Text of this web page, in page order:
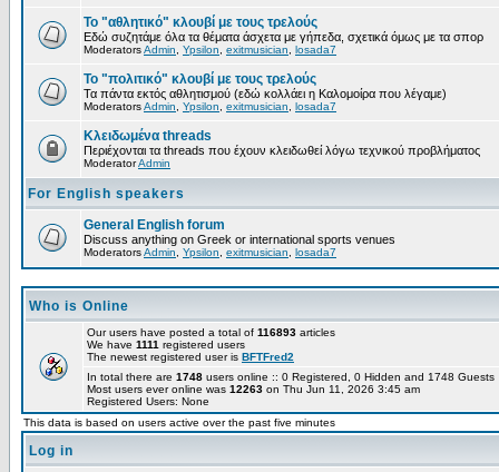
Το "αθλητικό" κλουβί με τους τρελούς
Εδώ συζητάμε όλα τα θέματα άσχετα με γήπεδα, σχετικά όμως με τα σπορ
ModeratorsAdmin Ypsilon exitmusician losada7
Το "πολιτικό" κλουβί με τους τρελούς
Τα πάντα εκτός αθλητισμού (εδώ κολλάει η Καλομοίρα που λέγαμε)
ModeratorsAdmin Ypsilon exitmusician losada7
Κλειδωμένα threads
Περιέχονται τα threads που έχουν κλειδωθεί λόγω τεχνικού προβλήματος
ModeratorAdmin
For English speakers
General English forum
Discuss anything on Greek or international sports venues
ModeratorsAdmin Ypsilon exitmusician losada7
Who is Online
Our users have posted a total of 116893 articles
We have 1111 registered users
The newest registered user is BFTFred2
In total there are 1748 users online :: 0 Registered, 0 Hidden and 1748
Most users ever online was 12263 on Thu Jun 11, 2026 3:45 am
Registered Users: None
This data is based on users active over the past five minutes
Log in